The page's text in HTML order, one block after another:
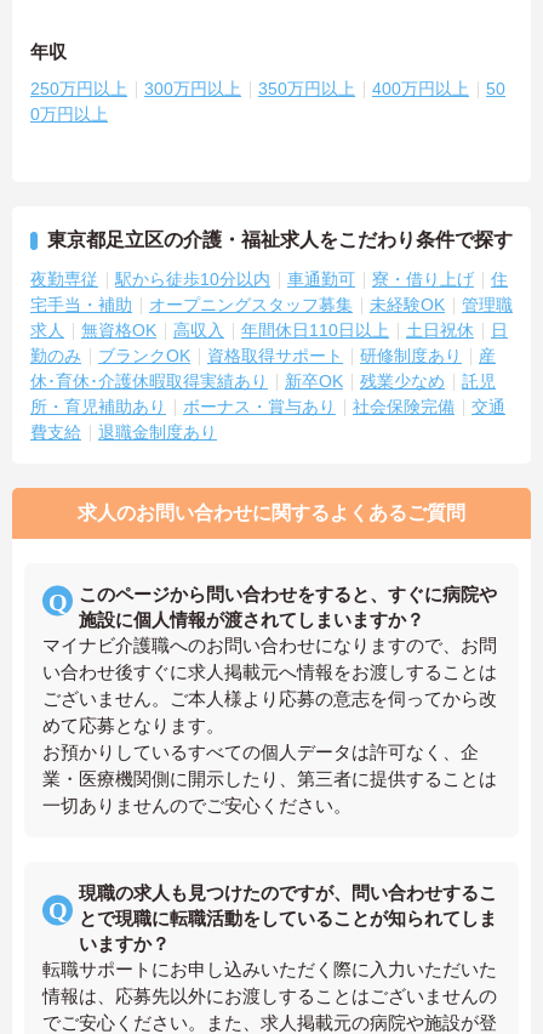
年収
250万円以上 300万円以上 350万円以上 400万円以上
50
0万円以上
東京都足立区の介護・福祉求人をこだわり条件で探す
夜勤専従 駅から徒歩10分以内 車通勤可 寮・借り上げ
住
宅手当・補助
オープニングスタッフ募集 未経験OK
管理職
求人
無資格OK 高収入 年間休日110日以上 土日祝休
日
勤のみ
ブランクOK 資格取得サポート 研修制度あり
産
休･育休･介護休暇取得実績あり
新卒OK 残業少なめ
託児
所・育児補助あり
ボーナス・賞与あり 社会保険完備
交通
費支給
退職金制度あり
求人のお問い合わせに関するよくあるご質問
このページから問い合わせをすると、すぐに病院や
施設に個人情報が渡されてしまいますか？
マイナビ介護職へのお問い合わせになりますので、お問
い合わせ後すぐに求人掲載元へ情報をお渡しすることは
ございません。ご本人様より応募の意志を伺ってから改
めて応募となります。
お預かりしているすべての個人データは許可なく、企
業・医療機関側に開示したり、第三者に提供することは
一切ありませんのでご安心ください。
現職の求人も見つけたのですが、問い合わせするこ
とで現職に転職活動をしていることが知られてしま
いますか？
転職サポートにお申し込みいただく際に入力いただいた
情報は、応募先以外にお渡しすることはございませんの
でご安心ください。また、求人掲載元の病院や施設が登